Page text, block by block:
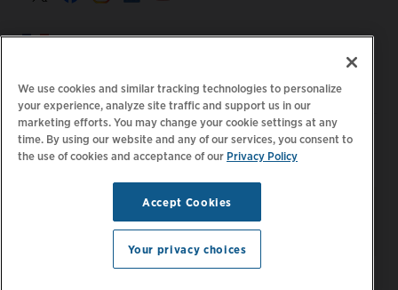
France >
Politique de confidentialité Vos choix de confidentialité
| Juridique | Relevé d'accessibilité |
Code de conduite
Gérer les
préférences d'e-mail
Tous droits réservés.
We use cookies and similar tracking technologies to personalize
your experience, analyze site traffic and support us in our
marketing efforts. You may change your cookie settings at any
time. By using our website and any of our services, you consent to
the use of cookies and acceptance of our Privacy Policy
Accept Cookies
Your privacy choices